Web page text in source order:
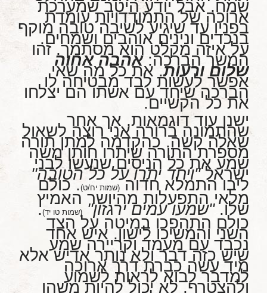
שמח, אבל יודע היטב שמערכת
ארוכה של התמודדויות עומדת
בפניו עד שיגיע לשיבה טובה מוקף
בנכדים ונינים אוהבים ושמחים.
על איזה מקלט הוא מסתמך. זהו
המשך הברכה:אהבה אחוה
שלום ורעות. את כל מה שאי
אפשר לעשות לבד מבטיחה לו
הברכה שיחד עם אשתו הם יצלחו
את כל הקשיים.
ישנן עוד דוגמאות, אך אחר
שהתמונה ברורה אני רוצה לשאול
שאלה קשה. כהקדמה למתן תורה
מספרת התורה שיתרו חותן משה
שמע את כל הניסים שנעשו לבני
ישראל"ויחד יתרו על כל הטובה"
ליבו התמלא חדוה(שמות יח/ט). כולם
מלאי התפעלות מהיושר האמיץ
שלו."שמעו עמים ירגזון" (שמות טו יד).
כולם התהפכו במיטה על הצד
השני והמשיכו לישון. איש אחד
נכבד עם מעמד וקריירה שמע
שיש כזה דבר ולא נותר אדיש אלא
מיד עשה כברת דרך ארוכה
למדבר לבוא לראות לשמוע
ולהצטרף. לא יכול להיות משהו